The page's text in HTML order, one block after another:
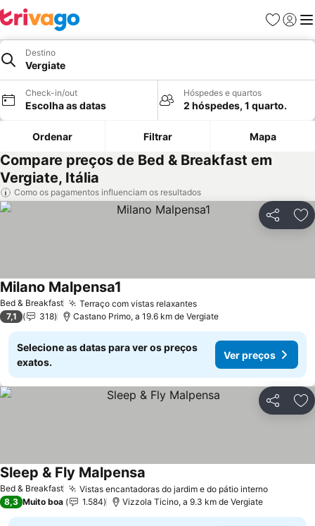
Favoritos
Iniciar
Destino
Vergiate
Check-in/out
Escolha as datas
Hóspedes e quartos
2 hóspedes, 1 quarto.
Ordenar Filtrar Mapa
Compare preços de Bed & Breakfast em
Vergiate, Itália
Como os pagamentos influenciam os resultados
Partilhar
Bed & Breakfast Terraço com vistas relaxantesVer preços
Milano Malpensa1
7,1 318 Castano Primo, a 19.6 km de Vergiate
Selecione as datas para ver os preços
exatos.
Ver preços
Partilhar
Bed & Breakfast Vistas encantadoras do jardim e do pátio internoVer
Sleep & Fly Malpensa
8,3 Muito boa 1.584 Vizzola Ticino, a 9.3 km de Vergiate